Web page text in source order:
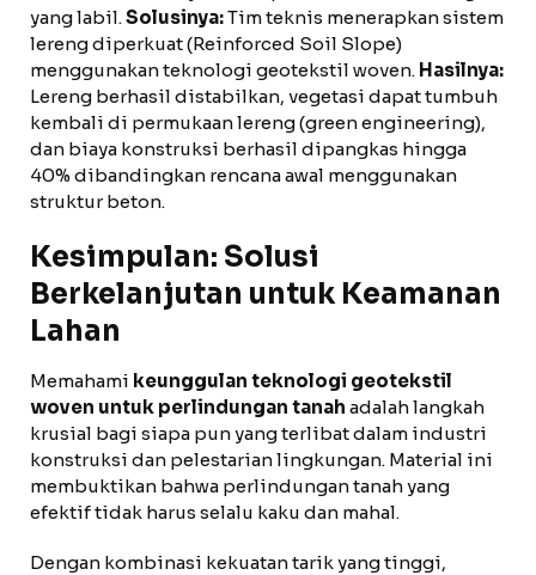
yang labil.Solusinya:Tim teknis menerapkan sistem
lereng diperkuat (Reinforced Soil Slope)
menggunakan teknologi geotekstil woven. Hasilnya:
Lereng berhasil distabilkan, vegetasi dapat tumbuh
kembali di permukaan lereng (green engineering),
dan biaya konstruksi berhasil dipangkas hingga
40% dibandingkan rencana awal menggunakan
struktur beton.
Kesimpulan: Solusi
Berkelanjutan untuk Keamanan
Lahan
Memahami keunggulan teknologi geotekstil
woven untuk perlindungan tanah adalah langkah
krusial bagi siapa pun yang terlibat dalam industri
konstruksi dan pelestarian lingkungan. Material ini
membuktikan bahwa perlindungan tanah yang
efektif tidak harus selalu kaku dan mahal.
Dengan kombinasi kekuatan tarik yang tinggi,